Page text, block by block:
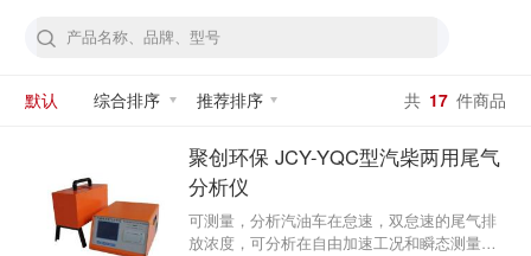
默认 综合排序 推荐排序 共 17 件商品
聚创环保 JCY-YQC型汽柴两用尾气
分析仪
可测量，分析汽油车在怠速，双怠速的尾气排
放浓度，可分析在自由加速工况和瞬态测量下